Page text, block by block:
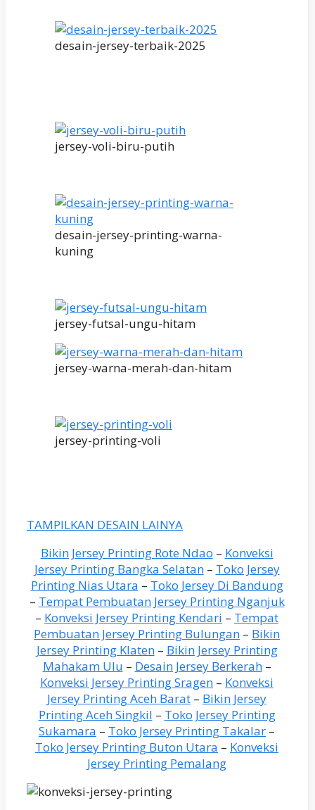
desain-jersey-terbaik-2025
jersey-voli-biru-putih
desain-jersey-printing-warna-
kuning
jersey-futsal-ungu-hitam
jersey-warna-merah-dan-hitam
jersey-printing-voli
TAMPILKAN DESAIN LAINYA
Bikin Jersey Printing Rote Ndao – Konveksi
Jersey Printing Bangka Selatan– Toko Jersey
Printing Nias Utara – Toko Jersey Di Bandung
– Tempat Pembuatan Jersey Printing Nganjuk
– Konveksi Jersey Printing Kendari – Tempat
Pembuatan Jersey Printing Bulungan – Bikin
Jersey Printing Klaten– Bikin Jersey Printing
Mahakam Ulu – Desain Jersey Berkerah–
Konveksi Jersey Printing Sragen – Konveksi
Jersey Printing Aceh Barat – Bikin Jersey
Printing Aceh Singkil – Toko Jersey Printing
Sukamara – Toko Jersey Printing Takalar –
Toko Jersey Printing Buton Utara – Konveksi
Jersey Printing Pemalang